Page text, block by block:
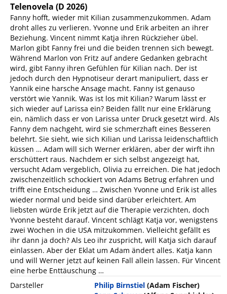
Telenovela (D 2026)
Fanny hofft, wieder mit Kilian zusammenzukommen. Adam
droht alles zu verlieren. Yvonne und Erik arbeiten an ihrer
Beziehung. Vincent nimmt Katja ihren Rückzieher übel.
Marlon gibt Fanny frei und die beiden trennen sich bewegt.
Während Marlon von Fritz auf andere Gedanken gebracht
wird, gibt Fanny ihren Gefühlen für Kilian nach. Der ist
jedoch durch den Hypnotiseur derart manipuliert, dass er
Yannik eine harsche Ansage macht. Fanny ist genauso
verstört wie Yannik. Was ist los mit Kilian? Warum lässt er
sich wieder auf Larissa ein? Beiden fällt nur eine Erklärung
ein, nämlich dass er von Larissa unter Druck gesetzt wird. Als
Fanny dem nachgeht, wird sie schmerzhaft eines Besseren
belehrt. Sie sieht, wie sich Kilian und Larissa leidenschaftlich
küssen … Adam will sich Werner erklären, aber der wirft ihn
erschüttert raus. Nachdem er sich selbst angezeigt hat,
versucht Adam vergeblich, Olivia zu erreichen. Die hat jedoch
zwischenzeitlich schockiert von Adams Betrug erfahren und
trifft eine Entscheidung … Zwischen Yvonne und Erik ist alles
wieder normal und beide sind darüber erleichtert. Am
liebsten würde Erik jetzt auf die Therapie verzichten, doch
Yvonne besteht darauf. Vincent schlägt Katja vor, wenigstens
zwei Wochen in die USA mitzukommen. Vielleicht gefällt es
ihr dann ja doch? Als Leo ihr zuspricht, will Katja sich darauf
einlassen. Aber der Eklat um Adam ändert alles. Katja kann
und will Werner jetzt auf keinen Fall allein lassen. Für Vincent
eine herbe Enttäuschung …
Darsteller
Philip Birnstiel (Adam Fischer)